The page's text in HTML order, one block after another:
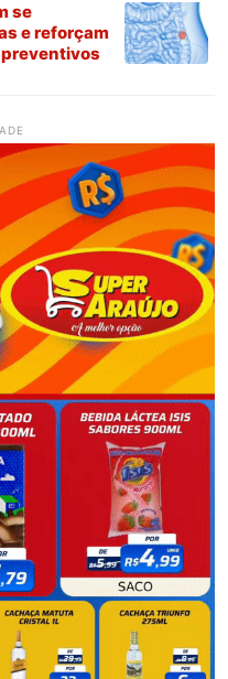
se
e reforçam